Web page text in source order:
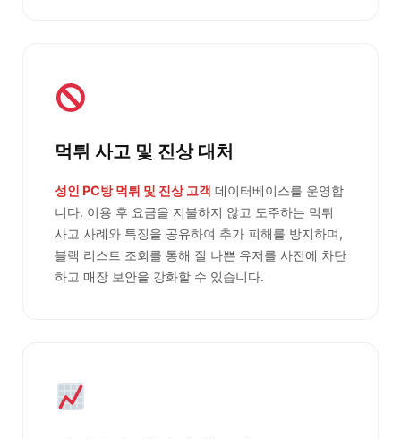
먹튀 사고 및 진상 대처
성인 PC방 먹튀 및 진상 고객 데이터베이스를 운영합
니다. 이용 후 요금을 지불하지 않고 도주하는 먹튀
사고 사례와 특징을 공유하여 추가 피해를 방지하며,
블랙 리스트 조회를 통해 질 나쁜 유저를 사전에 차단
하고 매장 보안을 강화할 수 있습니다.